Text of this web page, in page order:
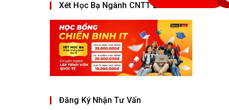
Xét Học Bạ Ngành CNTT 2023
Đăng Ký Nhận Tư Vấn